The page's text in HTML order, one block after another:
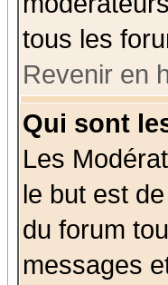
tous les
Revenir en
Qui sont
Les
le but est
du forum
messages